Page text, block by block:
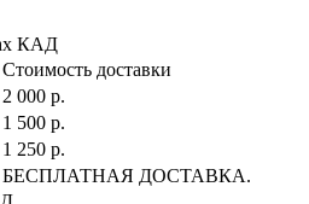
КАД
Стоимость доставки
2 000 р.
1 500 р.
1 250 р.
БЕСПЛАТНАЯ ДОСТАВКА.